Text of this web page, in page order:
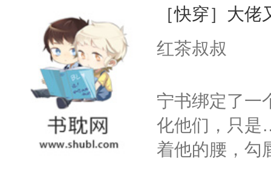
［快穿］大
红茶叔叔
宁书绑定了一
化他们，只是
着他的腰，勾